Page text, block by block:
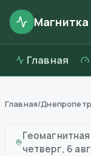
Магнитка
Главная
Главная/
четверг, 6